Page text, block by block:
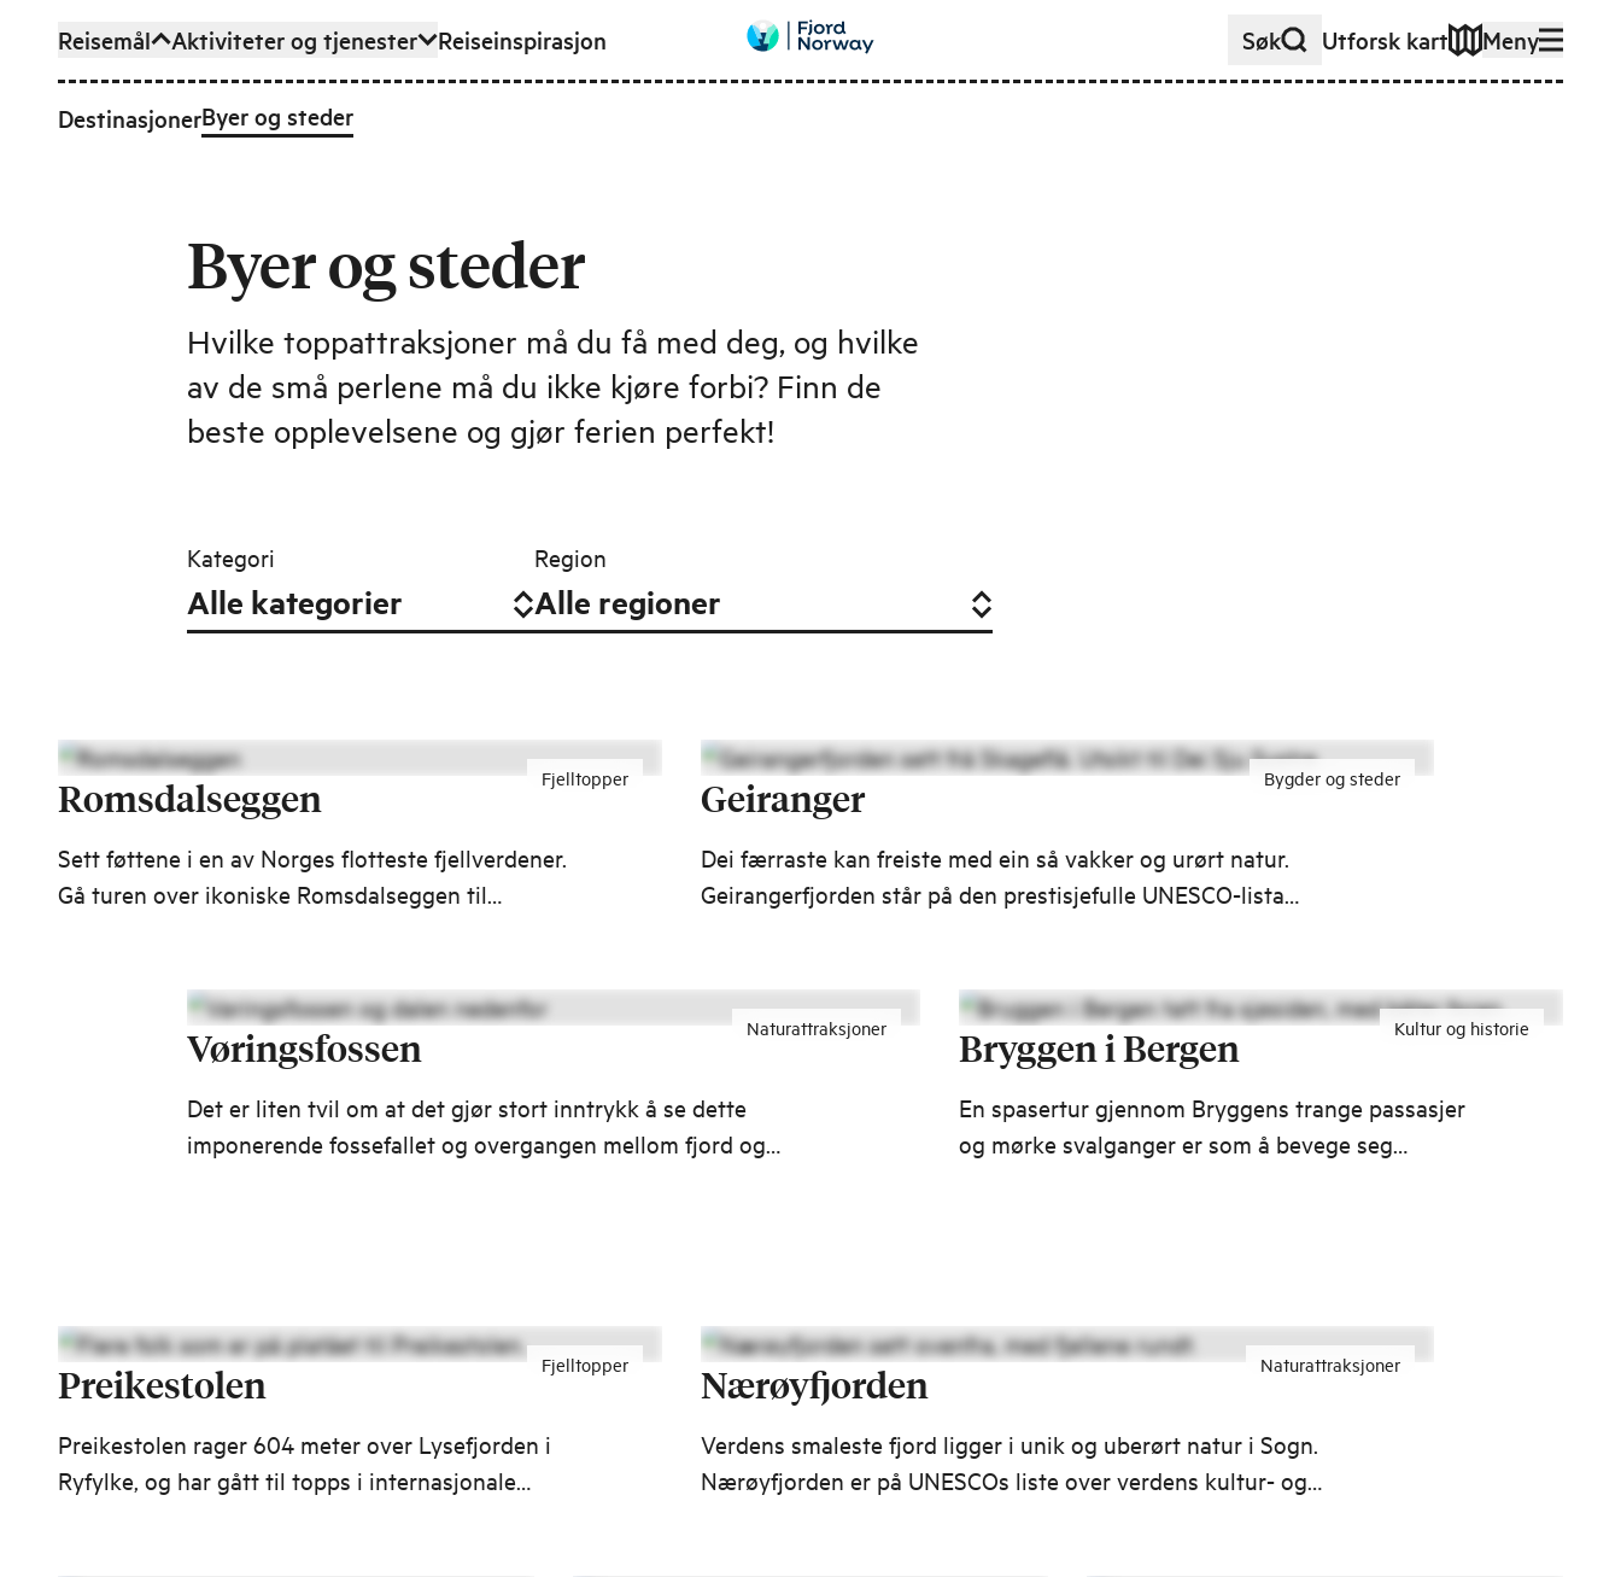
Hopp til hovedinnhold
Reisemål
DestinasjonerByer og steder
Aktiviteter og tjenester Reiseinspirasjon Søk Utforsk kart Meny
Byer og steder
Hvilke toppattraksjoner må du få med deg, og hvilke
av de små perlene må du ikke kjøre forbi? Finn de
beste opplevelsene og gjør ferien perfekt!
Kategori Region
Fjelltopper
Romsdalseggen
Sett føttene i en av Norges flotteste fjellverdener.
Gå turen over ikoniske Romsdalseggen til
Bygder og steder
Geiranger
Dei færraste kan freiste med ein så vakker og urørt natur.
Geirangerfjorden står på den prestisjefulle UNESCO-lista
Naturattraksjoner
Vøringsfossen
Det er liten tvil om at det gjør stort inntrykk å se dette
imponerende fossefallet og overgangen mellom fjord og
Kultur og historie
Bryggen i Bergen
En spasertur gjennom Bryggens trange passasjer
og mørke svalganger er som å bevege seg
Fjelltopper
Preikestolen
Preikestolen rager 604 meter over Lysefjorden i
Ryfylke, og har gått til topps i internasjonale
Naturattraksjoner
Nærøyfjorden
Verdens smaleste fjord ligger i unik og uberørt natur i Sogn.
Nærøyfjorden er på UNESCOs liste over verdens kultur- og